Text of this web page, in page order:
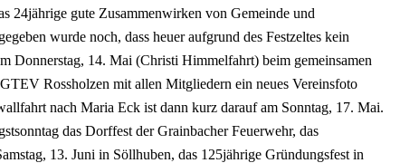
24jährige gute Zusammenwirken von Gemeinde und
wurde noch, dass heuer aufgrund des Festzeltes kein
Donnerstag, 14. Mai (Christi Himmelfahrt) beim gemeinsamen
Rossholzen mit allen Mitgliedern ein neues Vereinsfoto
nach Maria Eck ist dann kurz darauf am Sonntag, 17. Mai.
das Dorffest der Grainbacher Feuerwehr, das
13. Juni in Söllhuben, das 125jährige Gründungsfest in